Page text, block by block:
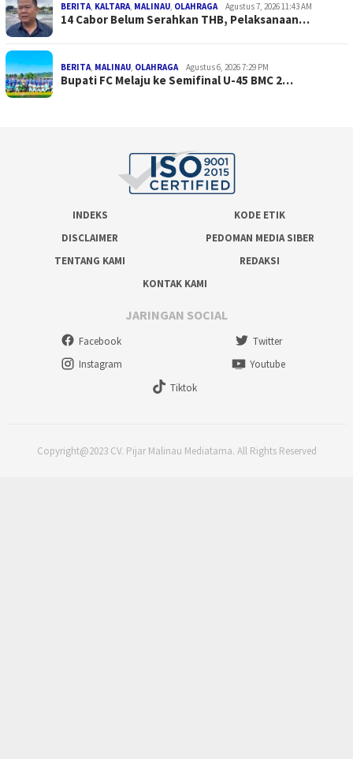
BERITA, KALTARA, MALINAU, OLAHRAGA Agustus 7, 2026 11:43 AM
14 Cabor Belum Serahkan THB, Pelaksanaan…
BERITA, MALINAU, OLAHRAGA Agustus 6, 2026 7:29 PM
Bupati FC Melaju ke Semifinal U-45 BMC 2…
INDEKS
KODE ETIK
DISCLAIMER
PEDOMAN MEDIA SIBER
TENTANG KAMI
REDAKSI
KONTAK KAMI
JARINGAN SOCIAL
Facebook
Twitter
Instagram
Youtube
Tiktok
Copyright@2023 CV. Pijar Malinau Mediatama. All Rights Reserved